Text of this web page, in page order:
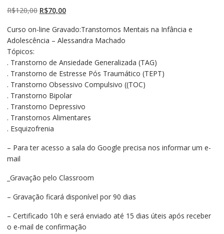
R$120,00 O
original
era:
R$70,00O
atual
é:
Curso on-line Gravado:Transtornos Mentais na Infância e
Adolescência – Alessandra Machado
Tópicos:
. Transtorno de Ansiedade Generalizada (TAG)
. Transtorno de Estresse Pós Traumático (TEPT)
. Transtorno Obsessivo Compulsivo ((TOC)
. Transtorno Bipolar
. Transtorno Depressivo
. Transtornos Alimentares
. Esquizofrenia
– Para ter acesso a sala do Google precisa nos informar um e-
mail
_Gravação pelo Classroom
– Gravação ficará disponível por 90 dias
– Certificado 10h e será enviado até 15 dias úteis após receber
o e-mail de confirmação